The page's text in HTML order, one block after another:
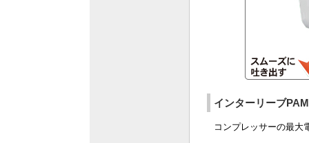
インターリーブ
コンプレッサーの最大